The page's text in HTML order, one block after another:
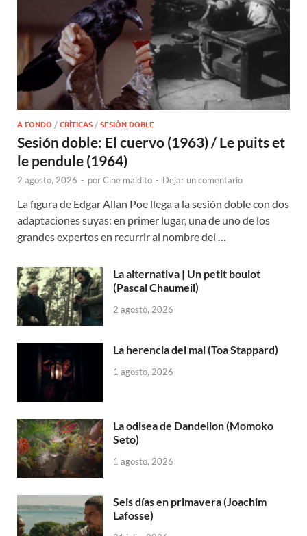
A FONDO / CRÍTICAS / SESIÓN DOBLE
Sesión doble: El cuervo (1963) / Le puits et
le pendule (1964)
2 agosto, 2026 - porCine maldito - Dejar un comentario
La figura de Edgar Allan Poe llega a la sesión doble con dos
adaptaciones suyas: en primer lugar, una de uno de los
grandes expertos en recurrir al nombre del …
La alternativa | Un petit boulot
(Pascal Chaumeil)
2 agosto, 2026
La herencia del mal (Toa Stappard)
1 agosto, 2026
La odisea de Dandelion (Momoko
Seto)
1 agosto, 2026
Seis días en primavera (Joachim
Lafosse)